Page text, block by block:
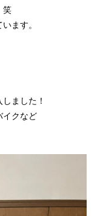
笑
ます。
ました！
イクなど